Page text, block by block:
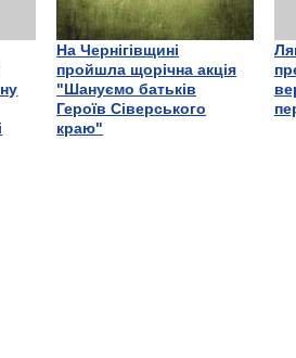
На Чернігівщині
пройшла щорічна акція
"Шануємо батьків
Героїв Сіверського
краю"